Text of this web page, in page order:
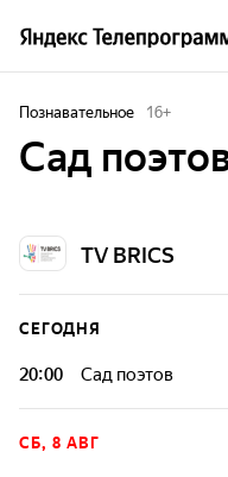
Познавательное 16+
Сад
TV BRICS
СЕГОДНЯ
20:00 Сад поэтов
СБ, 8 АВГ